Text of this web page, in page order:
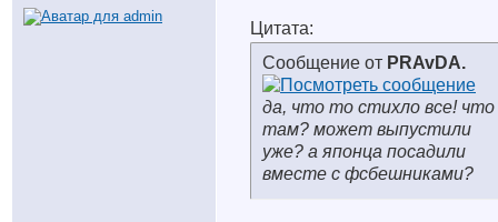
Цитата:
Сообщение от PRAvDA.
да, что то стихло все! что
там? может выпустили
уже? а японца посадили
вместе с фсбешниками?